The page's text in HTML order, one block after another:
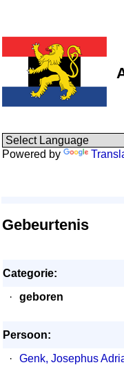
Powered by
Gebeurtenis
Categorie:
·
geboren
Persoon:
·
Genk, Josephus